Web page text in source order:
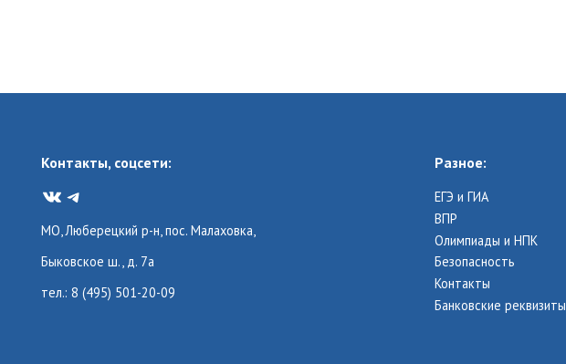
Контакты, соцсети:
VKTelegram
МО, Люберецкий р-н, пос. Малаховка,
Быковское ш., д. 7а
тел.: 8 (495) 501-20-09
Разное:
ЕГЭ и ГИА
ВПР
Олимпиады и НПК
Безопасность
Контакты
Банковские реквизиты